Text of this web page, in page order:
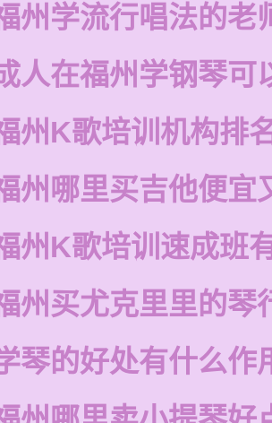
州学流行唱法的老
人在福州学钢琴可
州K歌培训机构排
州哪里买吉他便宜
州K歌培训速成班
州买尤克里里的琴
琴的好处有什么作